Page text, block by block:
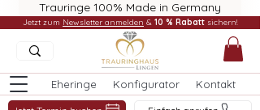
Trauringe 100% Made in Germany
Eheringe Konfigurator Kontakt
Jetzt zum Newsletter anmelden & 10 % Rabatt sichern!